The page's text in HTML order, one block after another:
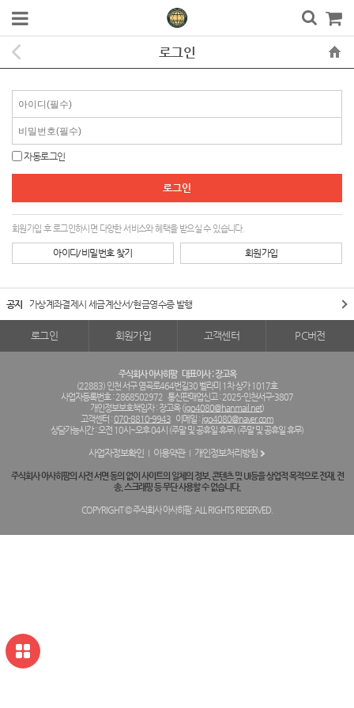
로그인
자동로그인
회원가입 후 로그인하시면 다양한 서비스와 혜택을 받으실 수 있습니다.
아이디/비밀번호 찾기 회원가입
공지 가상계좌결제시 세금계산서/현금영수증 발행
로그인 회원가입 고객센터 PC버전
주식회사 아사히팜 대표이사 : 장고옥
(22883) 인천 서구 염곡로464번길30 벨라미 1차 상가 1017호
사업자등록번호 : 2868502972 통신판매업신고 : 2025-인천서구-3807
개인정보보호책임자 : 장고옥 (jgo4080@hanmail.net)
고객센터 :070-8810-9943 이메일 : jgo4080@naver.com
상담가능시간 : 오전 10시~오후 04시 (주말 및 공휴일 휴무) (주말 및 공휴일 휴무)
사업자정보확인 이용약관 개인정보처리방침
주식회사 아사히팜의 사전 서면 동의 없이 사이트의 일체의 정보, 콘텐츠 및 UI등을 상업적 목적으로 전재, 전
송, 스크래핑 등 무단 사용할 수 없습니다.
COPYRIGHT © 주식회사 아사히팜. ALL RIGHTS RESERVED.